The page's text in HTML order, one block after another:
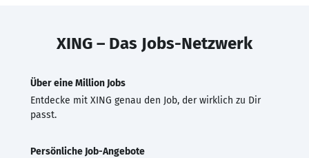
XING – Das Jobs-Netzwerk
Über eine Million Jobs
Entdecke mit XING genau den Job, der wirklich zu Dir
passt.
Persönliche Job-Angebote